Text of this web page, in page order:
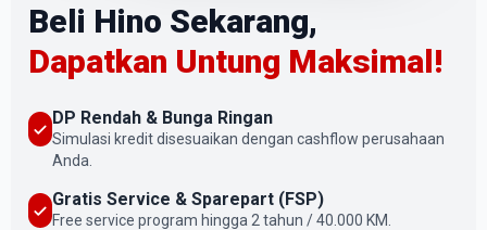
Beli Hino Sekarang,
Dapatkan Untung Maksimal!
DP Rendah & Bunga Ringan
Simulasi kredit disesuaikan dengan cashflow perusahaan
Anda.
Gratis Service & Sparepart (FSP)
Free service program hingga 2 tahun / 40.000 KM.